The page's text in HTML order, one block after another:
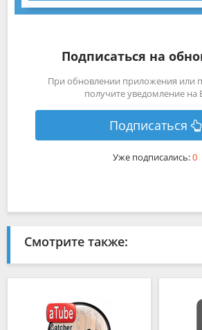
Подписаться на
При обновлении приложения или
получите уведомление на
Подписаться
Уже подписались:0
Смотрите также: